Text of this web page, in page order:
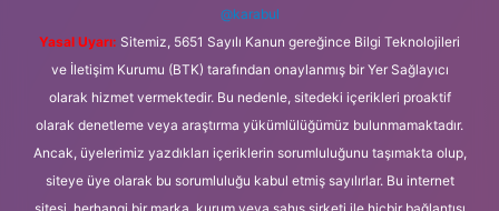
@karabul
Yasal Uyarı: Sitemiz, 5651 Sayılı Kanun gereğince Bilgi Teknolojileri
ve İletişim Kurumu (BTK) tarafından onaylanmış bir Yer Sağlayıcı
olarak hizmet vermektedir. Bu nedenle, sitedeki içerikleri proaktif
olarak denetleme veya araştırma yükümlülüğümüz bulunmamaktadır.
Ancak, üyelerimiz yazdıkları içeriklerin sorumluluğunu taşımakta olup,
siteye üye olarak bu sorumluluğu kabul etmiş sayılırlar. Bu internet